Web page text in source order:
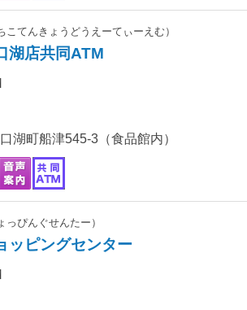
こてんきょうどうえーてぃーえむ）
湖店共同ATM
湖町船津545-3（食品館内）
っぴんぐせんたー）
ッピングセンター